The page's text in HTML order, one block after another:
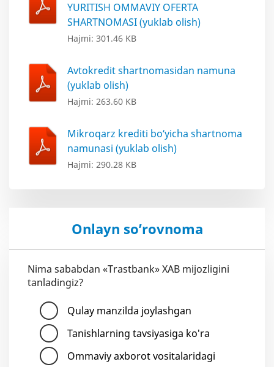
YURITISH OMMAVIY OFERTA
SHARTNOMASI (yuklab olish)
Hajmi: 301.46 KB
Avtokredit shartnomasidan namuna
(yuklab olish)
Hajmi: 263.60 KB
Mikroqarz krediti bo‘yicha shartnoma
namunasi (yuklab olish)
Hajmi: 290.28 KB
Onlayn so’rovnoma
Nima sababdan «Trastbank» XAB mijozligini
tanladingiz?
Qulay manzilda joylashgan
Tanishlarning tavsiyasiga ko'ra
Ommaviy axborot vositalaridagi